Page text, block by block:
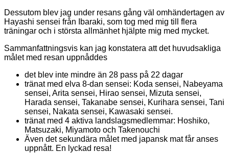
Dessutom blev jag under resans gång väl omhändertagen av
Hayashi sensei från Ibaraki, som tog med mig till flera
träningar och i största allmänhet hjälpte mig med mycket.
Sammanfattningsvis kan jag konstatera att det huvudsakliga
målet med resan uppnåddes
det blev inte mindre än 28 pass på 22 dagar
tränat med elva 8-dan sensei: Koda sensei, Nabeyama
sensei, Arita sensei, Hirao sensei, Mizuta sensei,
Harada sensei, Takanabe sensei, Kurihara sensei, Tani
sensei, Nakata sensei, Kawasaki sensei.
tränat med 4 aktiva landslagsmedlemmar: Hoshiko,
Matsuzaki, Miyamoto och Takenouchi
Även det sekundära målet med japansk mat får anses
uppnått. En lyckad resa!